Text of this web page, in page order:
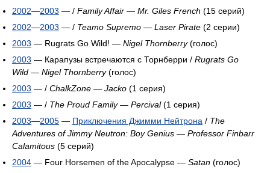
2002—2003 — / Family Affair — Mr. Giles French (15 серий)
2002—2003 — / Teamo Supremo — Laser Pirate (2 серии)
2003 — Rugrats Go Wild! — Nigel Thornberry(голос)
2003 — Карапузы встречаются с Торнберри / Rugrats Go
Wild — Nigel Thornberry(голос)
2003 — / ChalkZone — Jacko (1 серия)
2003 — / The Proud Family— Percival(1 серия)
2003—2005 — Приключения Джимми Нейтрона / The
Adventures of Jimmy Neutron: Boy Genius — Professor Finbarr
Calamitous (5 серий)
2004 — Four Horsemen of the Apocalypse — Satan (голос)